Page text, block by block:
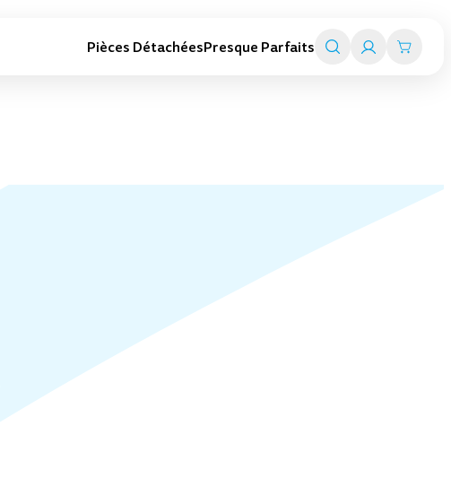
Pièces DétachéesPresque Parfaits
Tout l'univers Smart travel